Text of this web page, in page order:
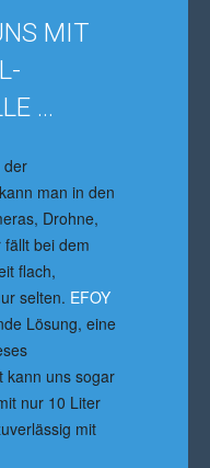
MIT
…
der
man in den
Drohne,
bei dem
flach,
selten. EFOY
Lösung, eine
kann uns sogar
nur 10 Liter
mit